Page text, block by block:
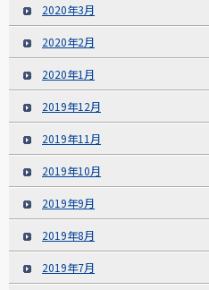
2020年3月
2020年2月
2020年1月
2019年12月
2019年11月
2019年10月
2019年9月
2019年8月
2019年7月